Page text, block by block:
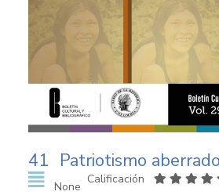
41 Patriotismo aberrado
None
Calificación